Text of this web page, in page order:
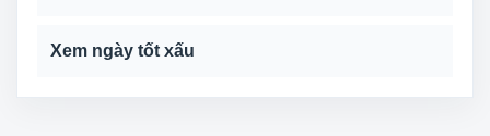
Xem ngày tốt xấu